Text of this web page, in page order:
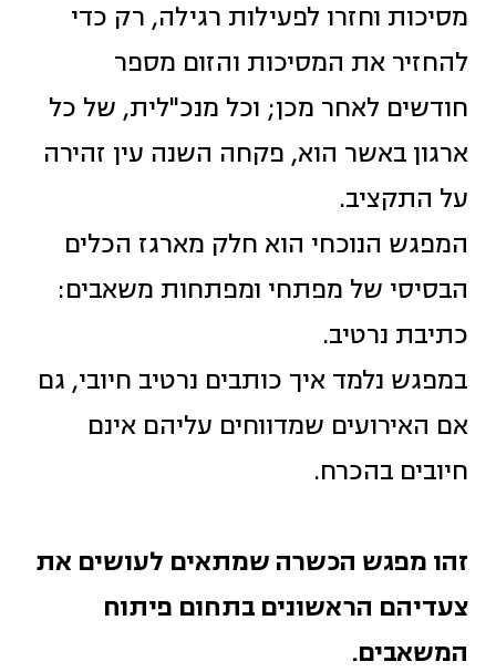
מסיכות וחזרו לפעילות רגילה, רק כדי
להחזיר את המסיכות והזום מספר
חודשים לאחר מכן; וכל מנכ"לית, של כל
ארגון באשר הוא, פקחה השנה עין זהירה
על התקציב.
המפגש הנוכחי הוא חלק מארגז הכלים
הבסיסי של מפתחי ומפתחות משאבים:
כתיבת נרטיב.
במפגש נלמד איך כותבים נרטיב חיובי, גם
אם האירועים שמדווחים עליהם אינם
חיובים בהכרח.
זהו מפגש הכשרה שמתאים לעושים את
צעדיהם הראשונים בתחום פיתוח
המשאבים.